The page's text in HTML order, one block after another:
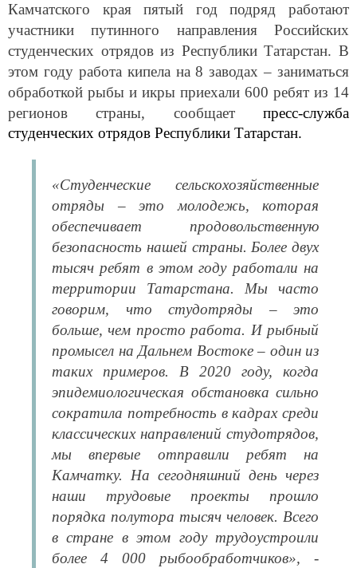
Камчатского края пятый год подряд работают
участники путинного направления Российских
студенческих отрядов из Республики Татарстан. В
этом году работа кипела на 8 заводах – заниматься
обработкой рыбы и икры приехали 600 ребят из 14
регионов страны, сообщаетпресс-служба
студенческих отрядов Республики Татарстан.
«Студенческие сельскохозяйственные
отряды – это молодежь, которая
обеспечивает продовольственную
безопасность нашей страны. Более двух
тысяч ребят в этом году работали на
территории Татарстана. Мы часто
говорим, что студотряды – это
больше, чем просто работа. И рыбный
промысел на Дальнем Востоке – один из
таких примеров. В 2020 году, когда
эпидемиологическая обстановка сильно
сократила потребность в кадрах среди
классических направлений студотрядов,
мы впервые отправили ребят на
Камчатку. На сегодняшний день через
наши трудовые проекты прошло
порядка полутора тысяч человек. Всего
в стране в этом году трудоустроили
более 4 000 рыбообработчиков», -